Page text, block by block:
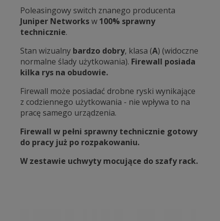
Poleasingowy switch znanego producenta
Juniper Networksw 100% sprawny
technicznie.
Stan wizualny bardzo dobry, klasa (A) (widoczne
normalne ślady użytkowania). Firewall posiada
kilka rys na obudowie.
Firewall może posiadać drobne ryski wynikające
z codziennego użytkowania - nie wpływa to na
pracę samego urządzenia.
Firewall w pełni sprawny technicznie gotowy
do pracy już po rozpakowaniu.
W zestawie uchwyty mocujące do szafy rack.